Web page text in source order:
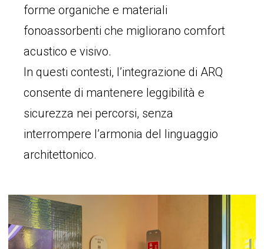
forme organiche e materiali
fonoassorbenti che migliorano comfort
acustico e visivo.
In questi contesti, l’integrazione di ARQ
consente di mantenere leggibilità e
sicurezza nei percorsi, senza
interrompere l’armonia del linguaggio
architettonico.